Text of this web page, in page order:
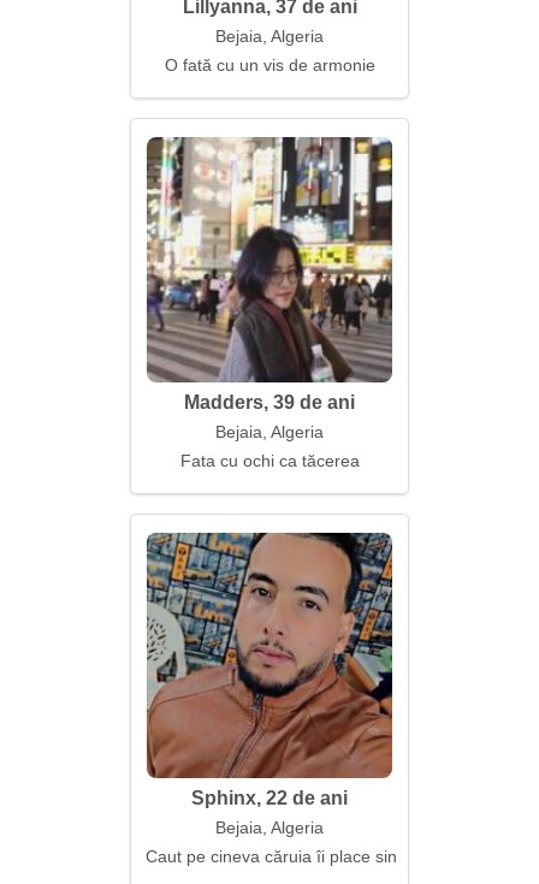
Lillyanna, 37 de ani
Bejaia, Algeria
O fată cu un vis de armonie
Madders, 39 de ani
Bejaia, Algeria
Fata cu ochi ca tăcerea
Sphinx, 22 de ani
Bejaia, Algeria
Caut pe cineva căruia îi place sinceritatea